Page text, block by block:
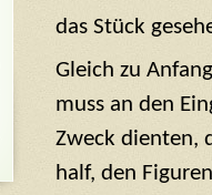
das Stück
Gleich zu
muss an den
Zweck dienten,
half, den